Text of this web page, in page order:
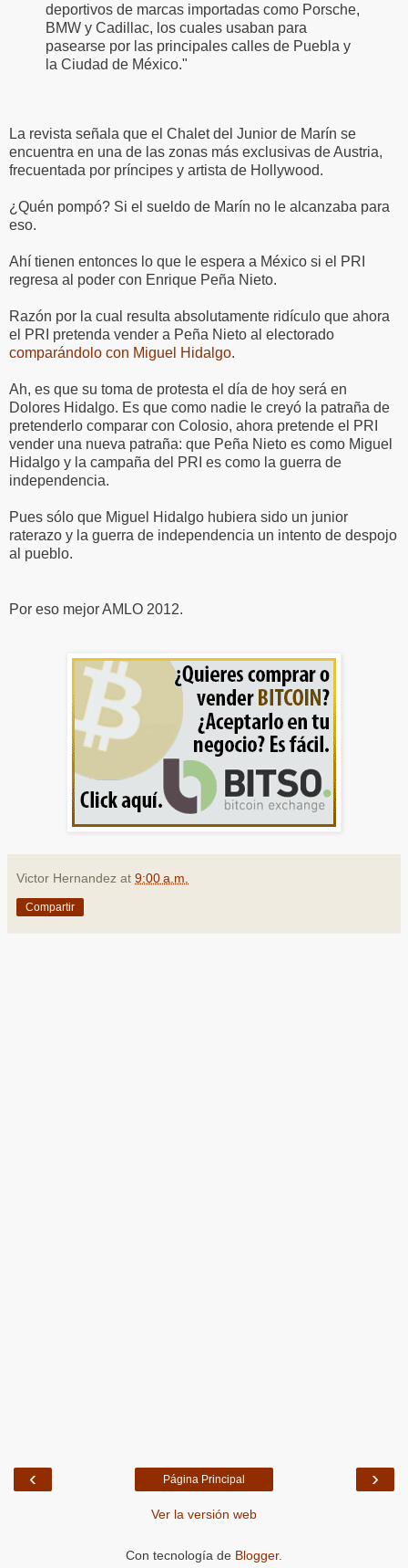
deportivos de marcas importadas como Porsche,
BMW y Cadillac, los cuales usaban para
pasearse por las principales calles de Puebla y
la Ciudad de México."
La revista señala que el Chalet del Junior de Marín se
encuentra en una de las zonas más exclusivas de Austria,
frecuentada por príncipes y artista de Hollywood.
¿Quén pompó? Si el sueldo de Marín no le alcanzaba para
eso.
Ahí tienen entonces lo que le espera a México si el PRI
regresa al poder con Enrique Peña Nieto.
Razón por la cual resulta absolutamente ridículo que ahora
el PRI pretenda vender a Peña Nieto al electorado
comparándolo con Miguel Hidalgo.
Ah, es que su toma de protesta el día de hoy será en
Dolores Hidalgo. Es que como nadie le creyó la patraña de
pretenderlo comparar con Colosio, ahora pretende el PRI
vender una nueva patraña: que Peña Nieto es como Miguel
Hidalgo y la campaña del PRI es como la guerra de
independencia.
Pues sólo que Miguel Hidalgo hubiera sido un junior
raterazo y la guerra de independencia un intento de despojo
al pueblo.
Por eso mejor AMLO 2012.
Victor Hernandez at 9:00 a.m.
Compartir
‹ ›
Página Principal
Ver la versión web
Con tecnología de Blogger.